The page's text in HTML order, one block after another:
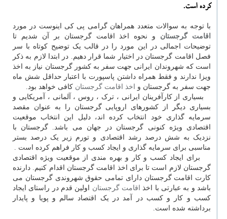
كرده است.
با توجه به سوالات متعدد همراهان گرامی پی کی اینوست در مورد
اقامت گرجستان و نحوه اخذ اقامت گرجستان بر آن شدیم تا
توضیحات اجمالی در این مورد را در قالب یک توضیح کوتاه با سر
فصل اقامت گرجستان در اختیار شما قرار دهیم. در ابتدا لازم به ذکر
است که شهروندان ایرانی جهت سفر به کشور گرجستان نیاز به اخذ
ویزا ندارند و فقط همراه داشتن پاسپورت با اعتبار حداقل شش ماه
جهت سفر به گرجستان و
اخذ اقامت گرجستان کافی خواهد بود.
بسیاری از کارآفرینان ایرانی ، ترک ، روس ، آلمانی ، آمریکایی و
بسیاری دیگر از کشورهای اروپایی گرجستان را به عنوان مقصد
سرمایه گذاری خود انتخاب کرده اند، دلیل این انتخاب موقعیت
اقتصادی ویژه کنونی گرجستان در جهان می باشد. گرجستان با
نزدیک به شش درصد رشد اقتصادی و تورم زیر یک درصد بستر
مناسبی برای سرمایه گذاری و ایجاد کسب و کار فراهم کرده است .
برای ایجاد کسب و کار و بهره مندی از موقعیت ویژه اقتصادی
گرجستان لازم است تا برای اخذ اقامت گرجستان اقدام کنیم. دارنده
کارت اقامت گرجستان دارای تمامی حقوق شهروندی گرجستان می
باشد و به عبارتی با اخذ اقامت گرجستان اولین قدم در راستای ایجاد
کسب و کار و کسب در آمد در یک اقتصاد سالم و پویا و پایدار
برداشته شده است.